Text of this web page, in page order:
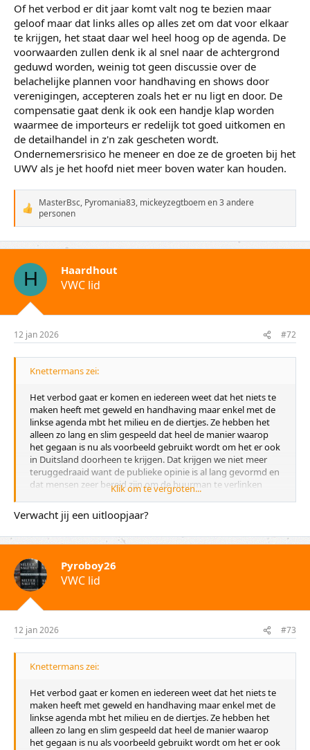
Of het verbod er dit jaar komt valt nog te bezien maar
geloof maar dat links alles op alles zet om dat voor elkaar
te krijgen, het staat daar wel heel hoog op de agenda. De
voorwaarden zullen denk ik al snel naar de achtergrond
geduwd worden, weinig tot geen discussie over de
belachelijke plannen voor handhaving en shows door
verenigingen, accepteren zoals het er nu ligt en door. De
compensatie gaat denk ik ook een handje klap worden
waarmee de importeurs er redelijk tot goed uitkomen en
de detailhandel in z'n zak gescheten wordt.
Ondernemersrisico he meneer en doe ze de groeten bij het
UWV als je het hoofd niet meer boven water kan houden.
W
r
e
g
n
:
MasterBsc, Pyromania83, mickeyzegtboemen 3 andere
personen
H Haardhout
VWC lid
12 jan 2026 #72
Knettermans zei:
Het verbod gaat er komen en iedereen weet dat het niets te
maken heeft met geweld en handhaving maar enkel met de
linkse agenda mbt het milieu en de diertjes. Ze hebben het
alleen zo lang en slim gespeeld dat heel de manier waarop
het gegaan is nu als voorbeeld gebruikt wordt om het er ook
in Duitsland doorheen te krijgen. Dat krijgen we niet meer
teruggedraaid want de publieke opinie is al lang gevormd en
dat mensen zeer bereid zijn om de buurman te verlinken
hebben ze ook al lang voor elkaar.
Of het verbod er dit jaar komt valt nog te bezien maar geloof
maar dat links alles op alles zet om dat voor elkaar te krijgen,
het staat daar wel heel hoog op de agenda. De voorwaarden
zullen denk ik al snel naar de achtergrond geduwd worden,
weinig tot geen discussie over de belachelijke plannen voor
handhaving en shows door verenigingen, accepteren zoals
het er nu ligt en door. De compensatie gaat denk ik ook een
handje klap worden waarmee de importeurs er redelijk tot
wordt. Ondernemersrisico he meneer en doe ze de groeten
Klik om te vergroten...
Verwacht jij een uitloopjaar?
Pyroboy26
VWC lid
12 jan 2026 #73
Knettermans zei:
Het verbod gaat er komen en iedereen weet dat het niets te
maken heeft met geweld en handhaving maar enkel met de
linkse agenda mbt het milieu en de diertjes. Ze hebben het
alleen zo lang en slim gespeeld dat heel de manier waarop
het gegaan is nu als voorbeeld gebruikt wordt om het er ook